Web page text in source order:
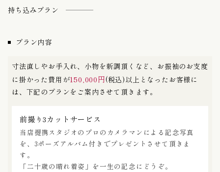
持ち込みプラン
プラン内容
寸法直しやお手入れ、小物を新調頂くなど、お振袖のお支度
に掛かった費用が150,000円(税込)以上となったお客様に
は、下記のプランをご案内させて頂きます。
前撮り3カットサービス
当店提携スタジオのプロのカメラマンによる記念写真
を、3ポーズアルバム付きでプレゼントさせて頂きま
す。
「二十歳の晴れ着姿」を一生の記念にどうぞ。